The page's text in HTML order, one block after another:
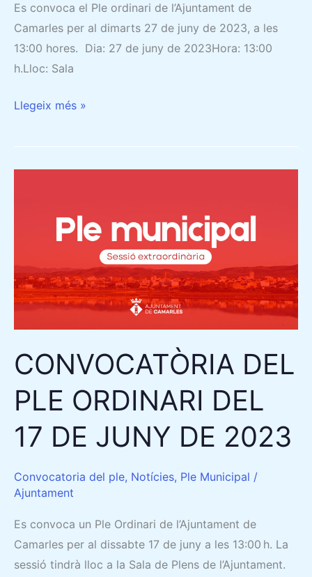
Es convoca el Ple ordinari de l’Ajuntament de
Camarles per al dimarts 27 de juny de 2023, a les
13:00 hores. Dia: 27 de juny de 2023Hora: 13:00
h.Lloc: Sala
Llegeix més »
CONVOCATÒRIA DEL
PLE ORDINARI DEL
17 DE JUNY DE 2023
Convocatoria del ple, Notícies, Ple Municipal /
Ajuntament
Es convoca un Ple Ordinari de l’Ajuntament de
Camarles per al dissabte 17 de juny a les 13:00 h. La
sessió tindrà lloc a la Sala de Plens de l’Ajuntament.
ORDINARI
17
DE
2023